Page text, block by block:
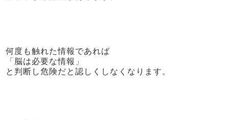
何度も触れた情報であれば
「脳は必要な情報」
と判断し危険だと認しくしなくなります。